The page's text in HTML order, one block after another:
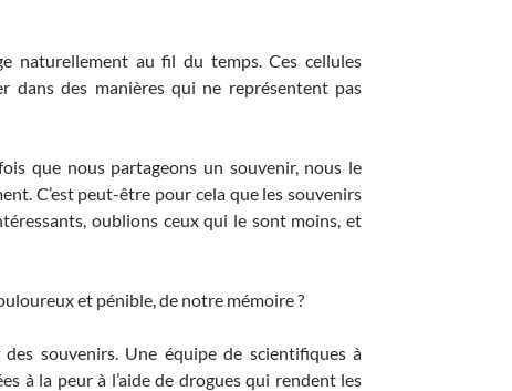
naturellement au fil du temps. Ces cellules
dans des manières qui ne représentent pas
que nous partageons un souvenir, nous le
C’est peut-être pour cela que les souvenirs
oublions ceux qui le sont moins, et
et pénible, de notre mémoire ?
souvenirs. Une équipe de scientifiques à
à la peur à l’aide de drogues qui rendent les